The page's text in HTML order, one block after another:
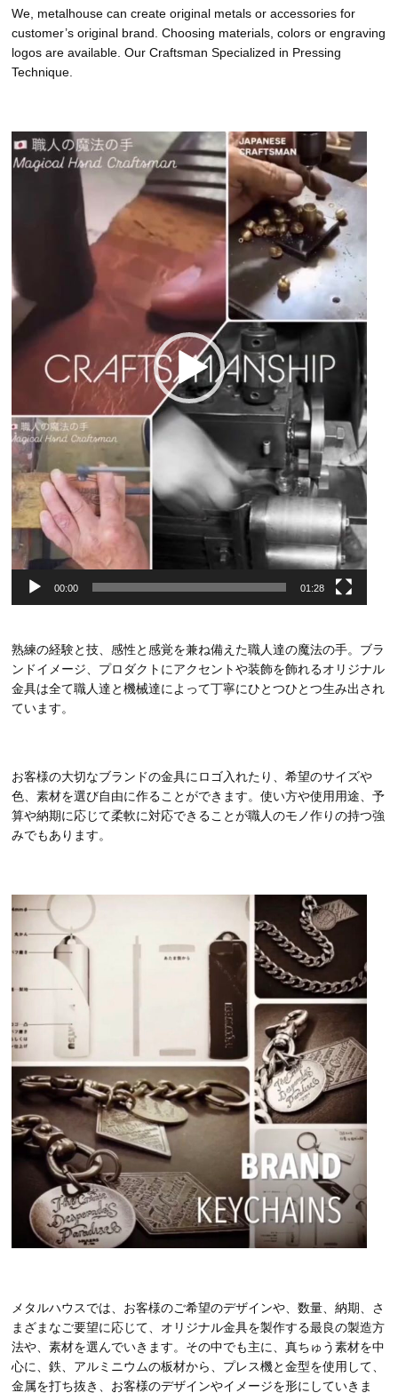
We, metalhouse can create original metals or accessories for
customer’s original brand. Choosing materials, colors or engraving
logos are available. Our Craftsman Specialized in Pressing
Technique.
動
画
ー
00:00 01:28
熟練の経験と技、感性と感覚を兼ね備えた職人達の魔法の手。ブラ
ンドイメージ、プロダクトにアクセントや装飾を飾れるオリジナル
金具は全て職人達と機械達によって丁寧にひとつひとつ生み出され
ています。
お客様の大切なブランドの金具にロゴ入れたり、希望のサイズや
色、素材を選び自由に作ることができます。使い方や使用用途、予
算や納期に応じて柔軟に対応できることが職人のモノ作りの持つ強
みでもあります。
メタルハウスでは、お客様のご希望のデザインや、数量、納期、さ
まざまなご要望に応じて、オリジナル金具を製作する最良の製造方
法や、素材を選んでいきます。その中でも主に、真ちゅう素材を中
心に、鉄、アルミニウムの板材から、プレス機と金型を使用して、
金属を打ち抜き、お客様のデザインやイメージを形にしていきま